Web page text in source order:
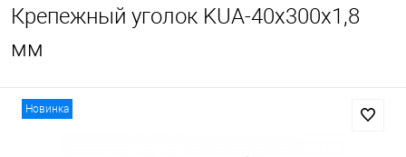
Крепежный уголок KUА-40х300х1,8
мм
Новинка